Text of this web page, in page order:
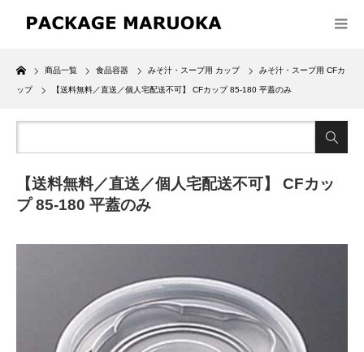
Home
商品一覧 食品容器 みそ汁・スープ用 カップ みそ汁・スープ用 CFカ
ップ 【送料無料／直送／個人宅配送不可】 CFカップ 85-180 平蓋のみ
【送料無料／直送／個人宅配送不可】 CFカッ
プ 85-180 平蓋のみ